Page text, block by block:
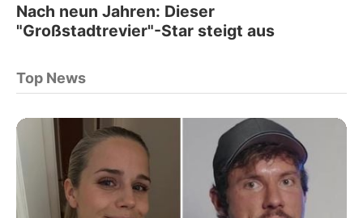
Nach neun Jahren: Dieser
"Großstadtrevier"-Star steigt aus
Top News